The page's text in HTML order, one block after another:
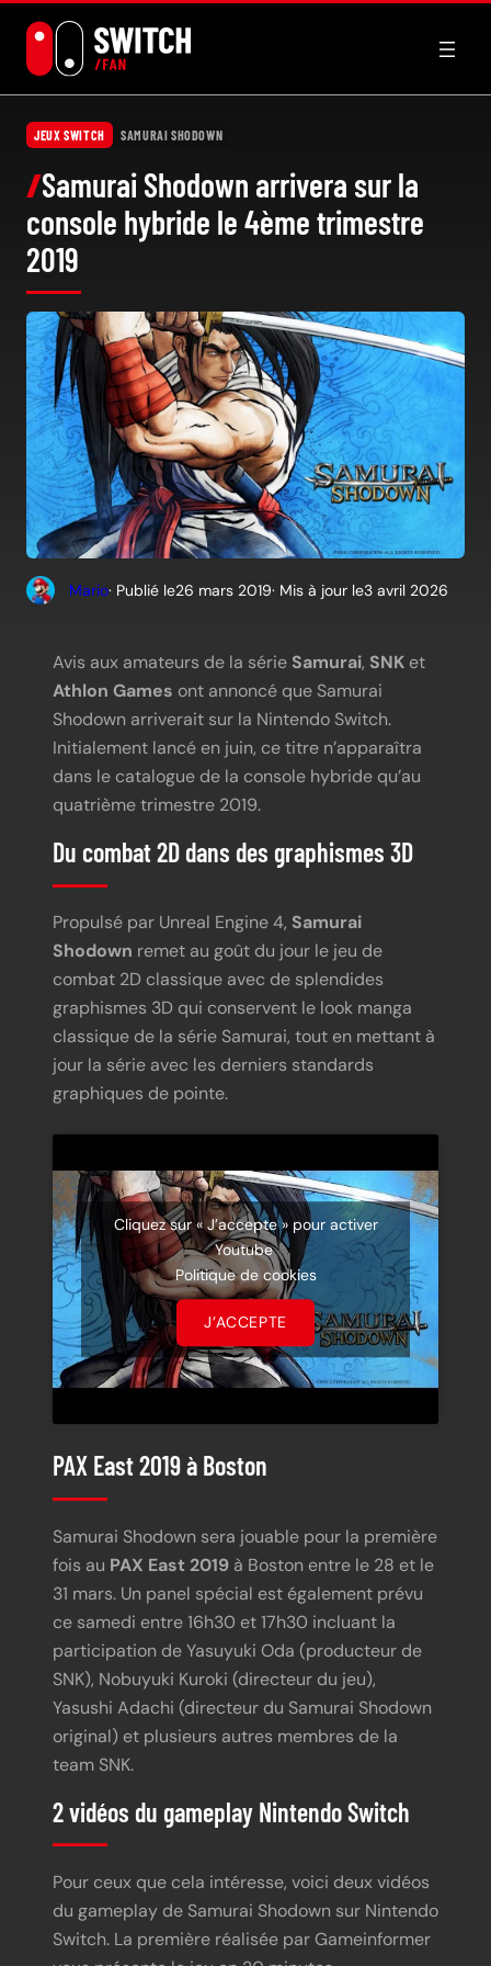
contenu
JEUX SWITCH SAMURAI SHODOWN
Samurai Shodown arrivera sur la
console hybride le 4ème trimestre
2019
Mario· Publié le26 mars 2019· Mis à jour le3 avril 2026
Avis aux amateurs de la série Samurai, SNK et
Athlon Games ont annoncé que Samurai
Shodown arriverait sur la Nintendo Switch.
Initialement lancé en juin, ce titre n’apparaîtra
dans le catalogue de la console hybride qu’au
quatrième trimestre 2019.
Du combat 2D dans des graphismes 3D
Propulsé par Unreal Engine 4, Samurai
Shodown remet au goût du jour le jeu de
combat 2D classique avec de splendides
graphismes 3D qui conservent le look manga
classique de la série Samurai, tout en mettant à
jour la série avec les derniers standards
graphiques de pointe.
Cliquez sur « J’accepte » pour activer
Youtube
Politique de cookies
J’ACCEPTE
PAX East 2019 à Boston
Samurai Shodown sera jouable pour la première
fois au PAX East 2019 à Boston entre le 28 et le
31 mars. Un panel spécial est également prévu
ce samedi entre 16h30 et 17h30 incluant la
participation de Yasuyuki Oda (producteur de
SNK), Nobuyuki Kuroki (directeur du jeu),
Yasushi Adachi (directeur du Samurai Shodown
original) et plusieurs autres membres de la
team SNK.
2 vidéos du gameplay Nintendo Switch
Pour ceux que cela intéresse, voici deux vidéos
du gameplay de Samurai Shodown sur Nintendo
Switch. La première réalisée par Gameinformer